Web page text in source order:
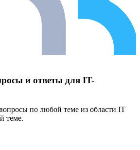
и ответы для IT-
по любой теме из области IT
теме.